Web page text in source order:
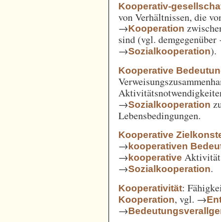
Kooperativ-
von Verhältnissen, die
→Kooperation
sind (vgl.
→Sozialkooperation).
Kooperative
→Sozialkooperation
Lebensbedingungen.
Kooperative
→kooperativen
→kooperative
→Sozialkooperation.
Kooperativität:
Kooperation, vgl. →
→